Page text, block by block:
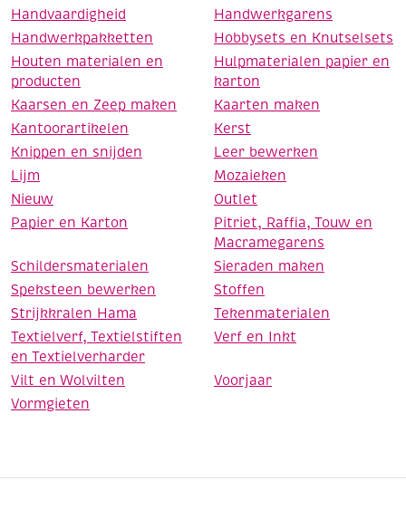
Handvaardigheid
Handwerkgarens
Handwerkpakketten
Hobbysets en Knutselsets
Houten materialen en
producten
Hulpmaterialen papier en
karton
Kaarsen en Zeep maken
Kaarten maken
Kantoorartikelen
Kerst
Knippen en snijden
Leer bewerken
Lijm
Mozaieken
Nieuw
Outlet
Papier en Karton
Pitriet, Raffia, Touw en
Macramegarens
Schildersmaterialen
Sieraden maken
Speksteen bewerken
Stoffen
Strijkkralen Hama
Tekenmaterialen
Textielverf, Textielstiften
en Textielverharder
Verf en Inkt
Vilt en Wolvilten
Voorjaar
Vormgieten